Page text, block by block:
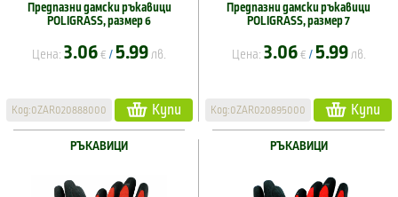
Предпазни дамски ръкавици
POLIGRASS, размер 6
Цена: 3.06 € / 5.99 лв.
Код:0ZAR020888000 Купи
Предпазни дамски ръкавици
POLIGRASS, размер 7
Цена: 3.06 € / 5.99 лв.
Код:0ZAR020895000 Купи
РЪКАВИЦИ РЪКАВИЦИ